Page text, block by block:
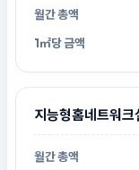
지능형홈네트워크